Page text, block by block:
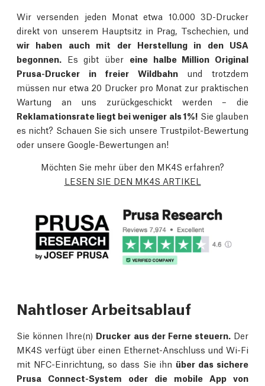
Wir versenden jeden Monat etwa 10.000 3D-Drucker
direkt von unserem Hauptsitz in Prag, Tschechien, und
wir haben auch mit der Herstellung in den USA
begonnen. Es gibt über eine halbe Million Original
Prusa-Drucker in freier Wildbahnund trotzdem
müssen nur etwa 20 Drucker pro Monat zur praktischen
Wartung an uns zurückgeschickt werden – die
Reklamationsrate liegt bei weniger als 1%! Sie glauben
es nicht? Schauen Sie sich unsere Trustpilot-Bewertung
oder unsere Google-Bewertungen an!
Möchten Sie mehr über den MK4S erfahren?
LESEN SIE DEN MK4S ARTIKEL
Nahtloser Arbeitsablauf
Sie können Ihre(n) Drucker aus der Ferne steuern. Der
MK4S verfügt über einen Ethernet-Anschluss und Wi-Fi
mit NFC-Einrichtung, so dass Sie ihn über das sichere
Prusa Connect-System oder die mobile App von